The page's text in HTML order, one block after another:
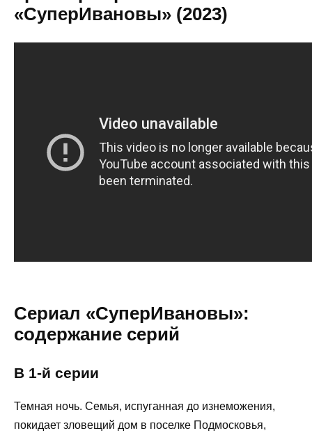
«СуперИвановы» (2023)
Сериал «СуперИвановы»:
содержание серий
В 1-й серии
Темная ночь. Семья, испуганная до изнеможения,
покидает зловещий дом в поселке Подмосковья,